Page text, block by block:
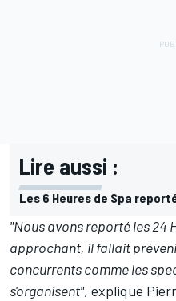
Lire aussi :
Les 6 Heures de Spa
"Nous avons reporté les 24
approchant, il fallait
concurrents comme les
s'organisent", explique